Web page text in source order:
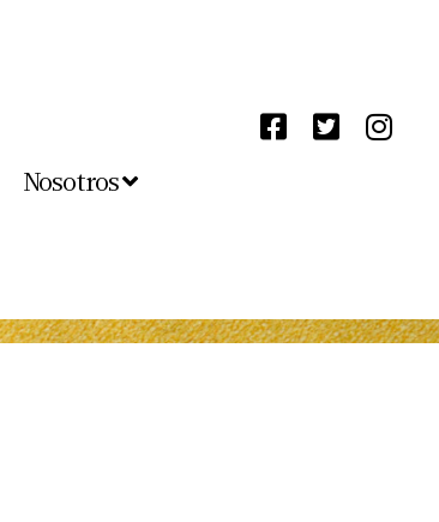
Nosotros